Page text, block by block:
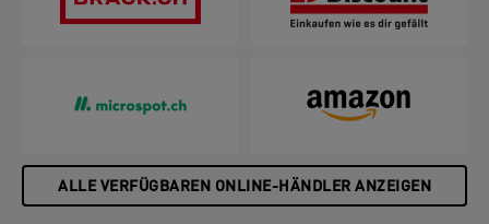
ALLE VERFÜGBAREN ONLINE-HÄNDLER ANZEIGEN